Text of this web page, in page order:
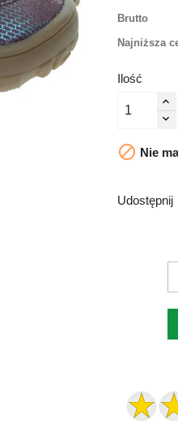
Brutto
Najniższa
Ilość
 Nie
Udostępnij